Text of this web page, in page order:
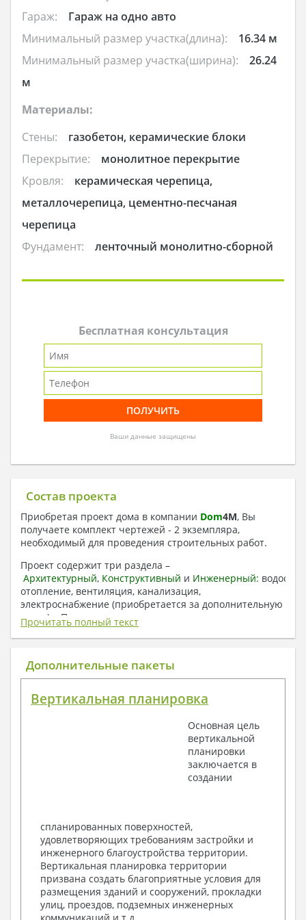
Гараж:
Гараж на одно авто
Минимальный размер участка(длина):
16.34 м
Минимальный размер участка(ширина):
26.24
м
Материалы:
Стены:
газобетон, керамические блоки
Перекрытие:
монолитное перекрытие
Кровля:
керамическая черепица,
металлочерепица, цементно-песчаная
черепица
Фундамент:
ленточный монолитно-сборной
Бесплатная консультация
Ваши данные защищены
Состав проекта
Приобретая проект дома в компании Dom4M, Вы
получаете комплект чертежей - 2 экземпляра,
необходимый для проведения строительных работ.
Проект содержит три раздела –
Архитектурный, Конструктивный и Инженерный:
отопление, вентиляция, канализация,
электроснабжение (приобретается за дополнительную
плату) + Пояснительная записка.
1. Архитектурный раздел:
Общие данные по проекту
Поэтажные маркировочные планы с
Разрезы и состав конструкций
Фасады с ведомостью внешних отделок
Элементы проемов – спецификация
Ведомость перемычек – сечения и
Архитектурные узлы в конструкциях
2. Конструктивный раздел:
Общие данные по проекту
Схемы расположения и расчеты фундаментов
Элементы каркаса – схемы расположения
Схема расположения перекрытий
Прочитать полный текст
Дополнительные пакеты
Вертикальная планировка
Основная цель
вертикальной
планировки
заключается в
создании
спланированных поверхностей,
удовлетворяющих требованиям застройки и
инженерного благоустройства территории.
Вертикальная планировка территории
призвана создать благоприятные условия для
размещения зданий и сооружений, прокладки
улиц, проездов, подземных инженерных